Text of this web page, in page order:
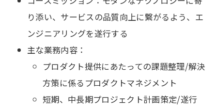
り添い、サービスの品質向上に繋がるよう、エ
ンジニアリングを遂行する
主な業務内容：
プロダクト提供にあたっての課題整理/解決
方策に係るプロダクトマネジメント
短期、中長期プロジェクト計画策定/遂行